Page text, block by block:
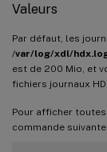
Valeurs
Par défaut, les
/var/log/xdl/
est de 200 Mio, et
fichiers journaux
Pour afficher
commande suivante